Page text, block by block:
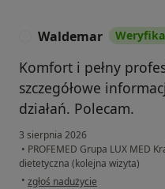
Waldemar
Komfort i pełny
szczegółowe
działań. Polecam.
3 sierpnia 2026
• PROFEMED Grupa LUX MED
dietetyczna (kolejna wizyta)
• w opinii użytkownika Waldemar
zgłoś nadużycie